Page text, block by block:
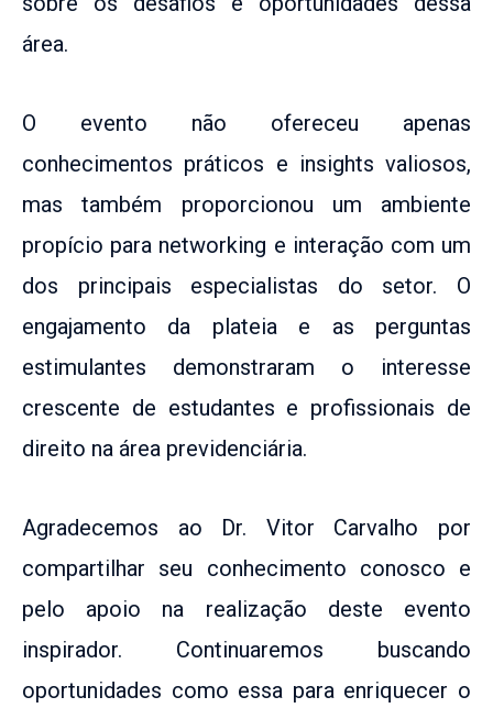
área.
O evento não ofereceu apenas
conhecimentos práticos e insights valiosos,
mas também proporcionou um ambiente
propício para networking e interação com um
dos principais especialistas do setor. O
engajamento da plateia e as perguntas
estimulantes demonstraram o interesse
crescente de estudantes e profissionais de
direito na área previdenciária.
Agradecemos ao Dr. Vitor Carvalho por
compartilhar seu conhecimento conosco e
pelo apoio na realização deste evento
inspirador. Continuaremos buscando
oportunidades como essa para enriquecer o